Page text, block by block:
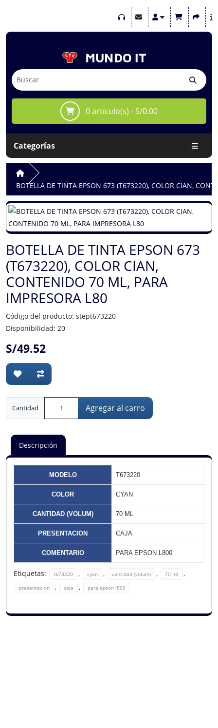
0 artículo(s) - S/0.00
Categorías
BOTELLA DE TINTA EPSON 673 (T673220), COLOR CIAN,
BOTELLA DE TINTA EPSON 673
(T673220), COLOR CIAN,
CONTENIDO 70 ML, PARA
IMPRESORA L80
Código del producto: stept673220
Disponibilidad: 20
S/49.52
Cantidad Agregar al carro
Descripción
MODELO T673220
COLOR CYAN
CANTIDAD (VOLUM) 70 ML
PRESENTACION CAJA
COMENTARIO PARA EPSON L800
Etiquetas: t673220 , cyan , cantidad (volum) , 70 ml ,
presentacion , caja , para epson l800